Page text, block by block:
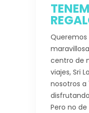
Queremos
centro de
viajes, Sri
nosotros a
Pero no